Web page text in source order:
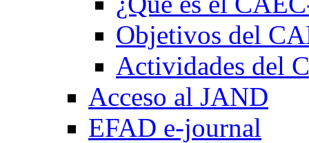
Objetivos del
Actividades del
Acceso al JAND
EFAD e-journal